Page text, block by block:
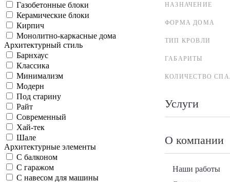
НАЗНАЧЕНИЕ
ФОРМА ДОМА
ТИП КРОВЛИ
ГАБАРИТЫ
КОЛИЧЕСТВО
Услуги
О компании
Наши работы
Газобетонные блоки
Керамические блоки
Кирпич
Монолитно-каркасные дома
Архитектурный стиль
Барнхаус
Классика
Минимализм
Модерн
Под старину
Райт
Современный
Хай-тек
Шале
Архитектурные элементы
С балконом
С гаражом
С навесом для машины